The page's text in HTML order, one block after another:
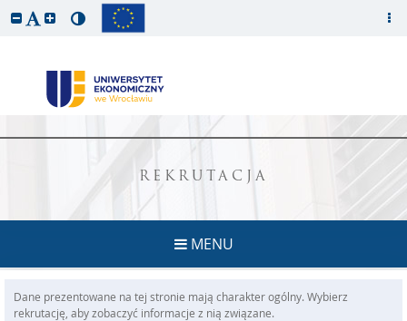
REKRUTACJA
MENU
Dane prezentowane na tej stronie mają charakter ogólny. Wybierz
rekrutację, aby zobaczyć informacje z nią związane.